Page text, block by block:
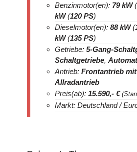
Benzinmotor(en): 79 kW(
kW(120 PS)
Dieselmotor(en): 88 kW(
kW(135 PS)
Getriebe: 5-Gang-
Schaltgetriebe,
Antrieb: Frontantrieb
Allradantrieb
Preis(ab): 15.590,- €
Markt: Deutschland /